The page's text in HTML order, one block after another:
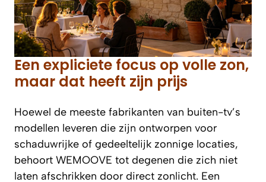
Een expliciete focus op volle zon,
maar dat heeft zijn prijs
Hoewel de meeste fabrikanten van buiten-tv’s
modellen leveren die zijn ontworpen voor
schaduwrijke of gedeeltelijk zonnige locaties,
behoort WEMOOVE tot degenen die zich niet
laten afschrikken door direct zonlicht. Een